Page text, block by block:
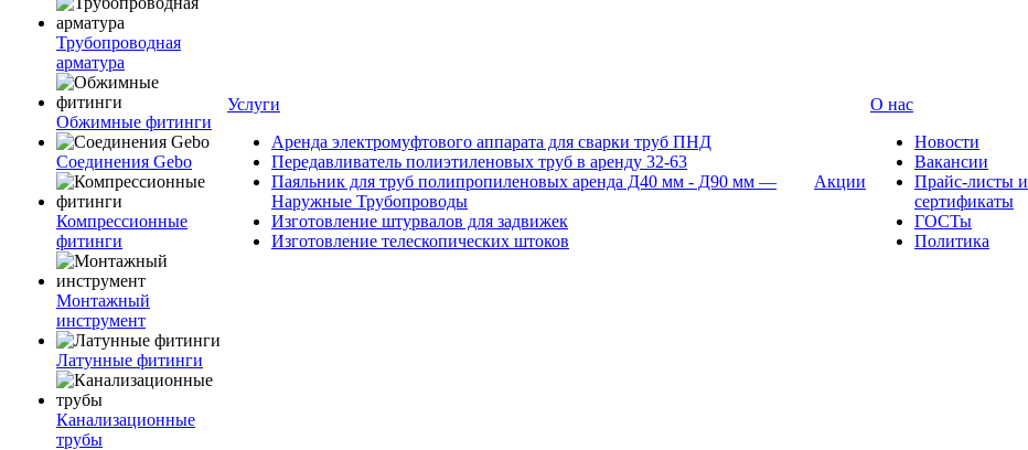
Трубопроводная
арматура
Обжимные фитинги
Соединения Gebo
Компрессионные
фитинги
Монтажный
инструмент
Латунные фитинги
Канализационные
трубы
Услуги
Аренда электромуфтового аппарата для сварки труб ПНД
Передавливатель полиэтиленовых труб в аренду 32-63
Паяльник для труб полипропиленовых аренда Д40 мм - Д90 мм —
Наружные Трубопроводы
Изготовление штурвалов для задвижек
Изготовление телескопических штоков
Акции
О нас
Новости
Вакансии
Прайс-листы и
сертификаты
ГОСТы
Политика